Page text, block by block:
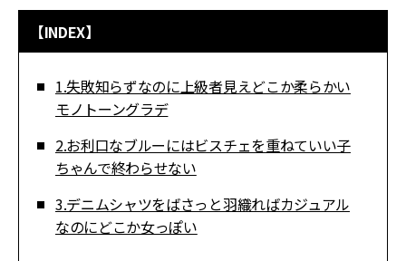
【INDEX】
1.失敗知らずなのに上級者見えどこか柔らかい
モノトーングラデ
2.お利口なブルーにはビスチェを重ねていい子
ちゃんで終わらせない
3.デニムシャツをばさっと羽織ればカジュアル
なのにどこか女っぽい